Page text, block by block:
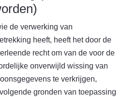
de verwerking van
heeft, heeft het door de
recht om van de voor de
onverwijld wissing van
te verkrijgen,
gronden van toepassing